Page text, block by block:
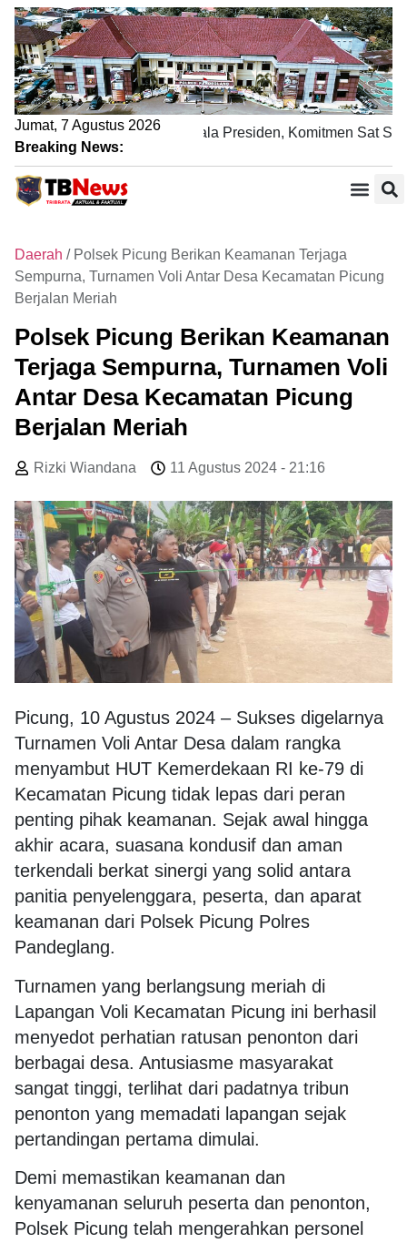
Jumat, 7 Agustus 2026
Breaking News:
Nobar Final Piala Presiden, Komitmen Sat
Daerah / Polsek Picung Berikan Keamanan Terjaga
Sempurna, Turnamen Voli Antar Desa Kecamatan Picung
Berjalan Meriah
Polsek Picung Berikan Keamanan
Terjaga Sempurna, Turnamen Voli
Antar Desa Kecamatan Picung
Berjalan Meriah
Rizki Wiandana 11 Agustus 2024 - 21:16
Picung, 10 Agustus 2024 – Sukses digelarnya
Turnamen Voli Antar Desa dalam rangka
menyambut HUT Kemerdekaan RI ke-79 di
Kecamatan Picung tidak lepas dari peran
penting pihak keamanan. Sejak awal hingga
akhir acara, suasana kondusif dan aman
terkendali berkat sinergi yang solid antara
panitia penyelenggara, peserta, dan aparat
keamanan dari Polsek Picung Polres
Pandeglang.
Turnamen yang berlangsung meriah di
Lapangan Voli Kecamatan Picung ini berhasil
menyedot perhatian ratusan penonton dari
berbagai desa. Antusiasme masyarakat
sangat tinggi, terlihat dari padatnya tribun
penonton yang memadati lapangan sejak
pertandingan pertama dimulai.
Demi memastikan keamanan dan
kenyamanan seluruh peserta dan penonton,
Polsek Picung telah mengerahkan personel